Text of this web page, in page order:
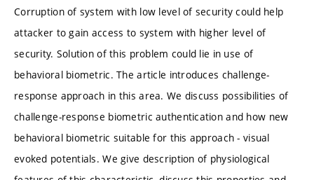
Corruption of system with low level of security could help
attacker to gain access to system with higher level of
security. Solution of this problem could lie in use of
behavioral biometric. The article introduces challenge-
response approach in this area. We discuss possibilities of
challenge-response biometric authentication and how new
behavioral biometric suitable for this approach - visual
evoked potentials. We give description of physiological